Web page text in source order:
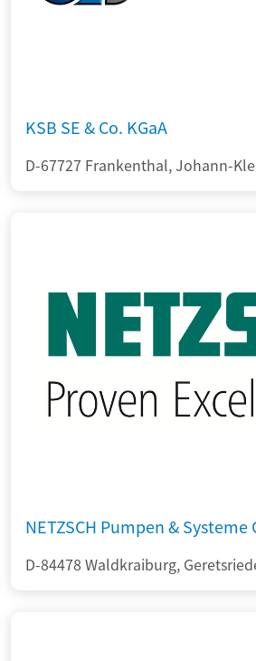
KSB SE & Co. KGaA
D-67727 Frankenthal, Johann-
NETZSCH Pumpen & Systeme
D-84478 Waldkraiburg,